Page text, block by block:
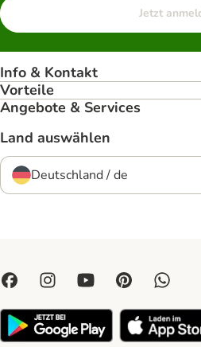
Jetzt
Info & Kontakt
Vorteile
Angebote & Services
Land auswählen
Deutschland / de